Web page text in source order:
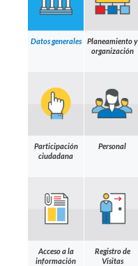
Datos generales
Planeamiento y
organización
Participación
ciudadana
Personal
Acceso a la
información
Registro de
Visitas